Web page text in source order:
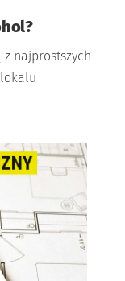
najprostszych